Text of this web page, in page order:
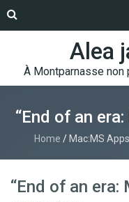
Alea
À Montparnasse
“End of an
Home / Mac:MS Apps
“End of an era: